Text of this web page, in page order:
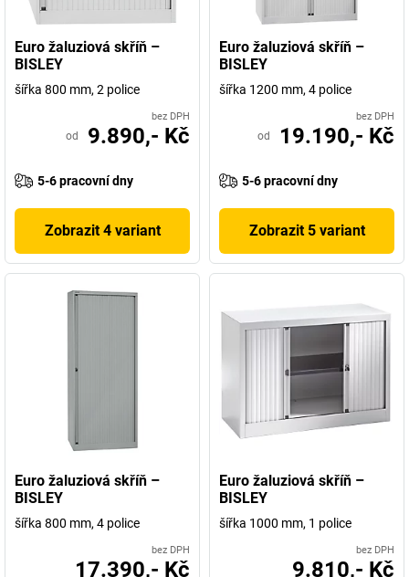
Euro žaluziová skříň –
BISLEY
šířka 800 mm, 2 police
bez DPH
od 9.890,- Kč
5-6 pracovní dny
Zobrazit 4 variant
Euro žaluziová skříň –
BISLEY
šířka 1200 mm, 4 police
bez DPH
od 19.190,- Kč
5-6 pracovní dny
Zobrazit 5 variant
Euro žaluziová skříň –
BISLEY
šířka 800 mm, 4 police
bez DPH
17.390,- Kč
Euro žaluziová skříň –
BISLEY
šířka 1000 mm, 1 police
bez DPH
9.810,- Kč